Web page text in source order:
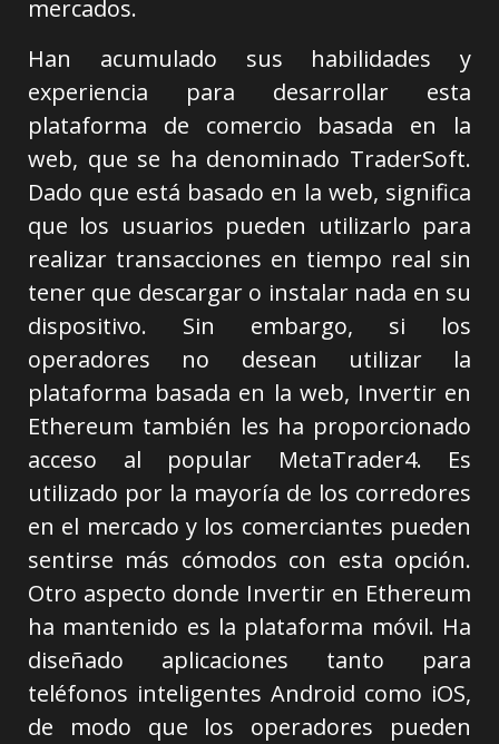
mercados.
Han acumulado sus habilidades y
experiencia para desarrollar esta
plataforma de comercio basada en la
web, que se ha denominado TraderSoft.
Dado que está basado en la web, significa
que los usuarios pueden utilizarlo para
realizar transacciones en tiempo real sin
tener que descargar o instalar nada en su
dispositivo. Sin embargo, si los
operadores no desean utilizar la
plataforma basada en la web, Invertir en
Ethereum también les ha proporcionado
acceso al popular MetaTrader4. Es
utilizado por la mayoría de los corredores
en el mercado y los comerciantes pueden
sentirse más cómodos con esta opción.
Otro aspecto donde Invertir en Ethereum
ha mantenido es la plataforma móvil. Ha
diseñado aplicaciones tanto para
teléfonos inteligentes Android como iOS,
de modo que los operadores pueden